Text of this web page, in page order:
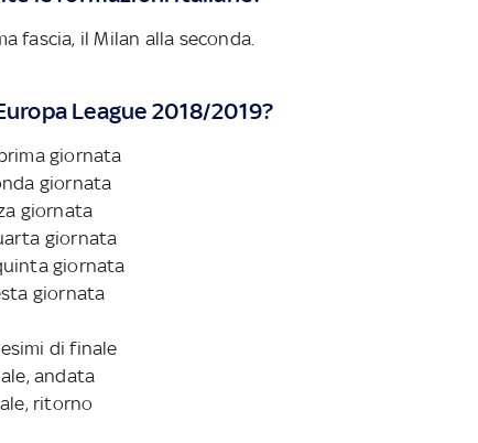
fascia, il Milan alla seconda.
League 2018/2019?
giornata
giornata
giornata
giornata
giornata
giornata
di finale
andata
ritorno